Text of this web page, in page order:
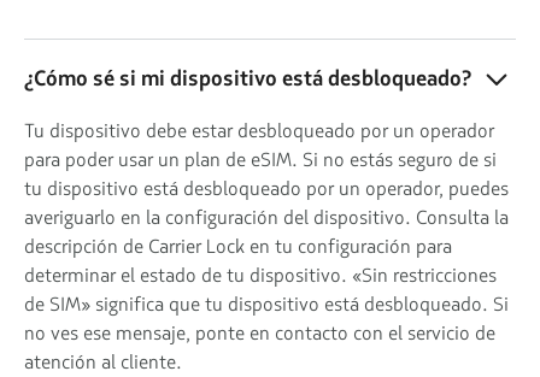
¿Cómo sé si mi dispositivo está desbloqueado?
Tu dispositivo debe estar desbloqueado por un operador
para poder usar un plan de eSIM. Si no estás seguro de si
tu dispositivo está desbloqueado por un operador, puedes
averiguarlo en la configuración del dispositivo. Consulta la
descripción de Carrier Lock en tu configuración para
determinar el estado de tu dispositivo. «Sin restricciones
de SIM» significa que tu dispositivo está desbloqueado. Si
no ves ese mensaje, ponte en contacto con el servicio de
atención al cliente.